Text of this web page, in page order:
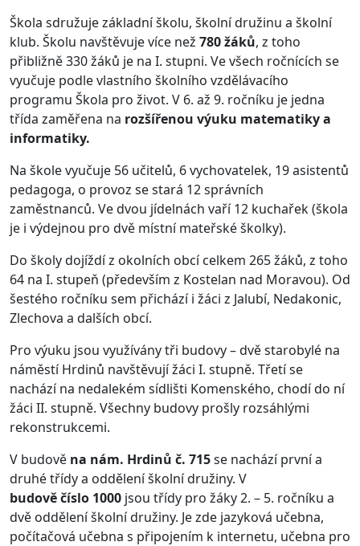
Škola sdružuje základní školu, školní družinu a školní
klub. Školu navštěvuje více než 780 žáků, z toho
přibližně 330 žáků je na I. stupni. Ve všech ročnících se
vyučuje podle vlastního školního vzdělávacího
programu Škola pro život. V 6. až 9. ročníku je jedna
třída zaměřena na rozšířenou výuku matematiky a
informatiky.
Na škole vyučuje 56 učitelů, 6 vychovatelek, 19 asistentů
pedagoga, o provoz se stará 12 správních
zaměstnanců. Ve dvou jídelnách vaří 12 kuchařek (škola
je i výdejnou pro dvě místní mateřské školky).
Do školy dojíždí z okolních obcí celkem 265 žáků, z toho
64 na I. stupeň (především z Kostelan nad Moravou). Od
šestého ročníku sem přichází i žáci z Jalubí, Nedakonic,
Zlechova a dalších obcí.
Pro výuku jsou využívány tři budovy – dvě starobylé na
náměstí Hrdinů navštěvují žáci I. stupně. Třetí se
nachází na nedalekém sídlišti Komenského, chodí do ní
žáci II. stupně. Všechny budovy prošly rozsáhlými
rekonstrukcemi.
V budově na nám. Hrdinů č. 715se nachází první a
druhé třídy a oddělení školní družiny. V
budově číslo 1000 jsou třídy pro žáky 2. – 5. ročníku a
dvě oddělení školní družiny. Je zde jazyková učebna,
počítačová učebna s připojením k internetu, učebna pro